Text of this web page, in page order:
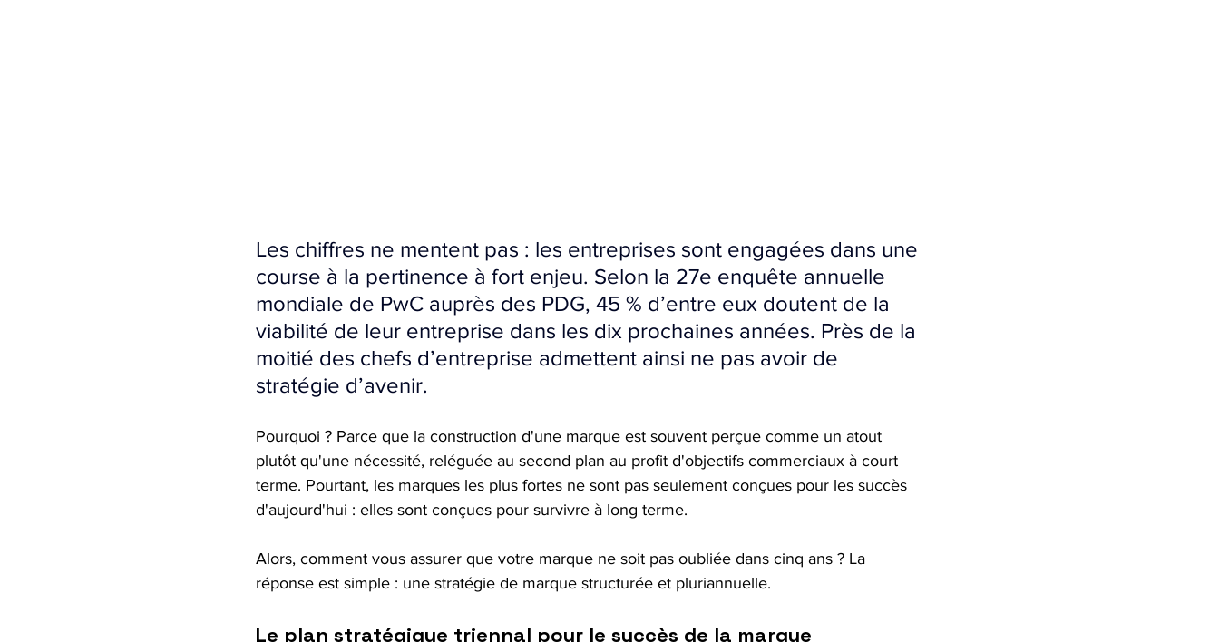
Les chiffres ne mentent pas : les entreprises sont engagées dans une
course à la pertinence à fort enjeu. Selon la 27e enquête annuelle
mondiale de PwC auprès des PDG, 45 % d’entre eux doutent de la
viabilité de leur entreprise dans les dix prochaines années. Près de la
moitié des chefs d’entreprise admettent ainsi ne pas avoir de
stratégie d’avenir.
Pourquoi ? Parce que la construction d'une marque est souvent perçue comme un atout
plutôt qu'une nécessité, reléguée au second plan au profit d'objectifs commerciaux à court
terme. Pourtant, les marques les plus fortes ne sont pas seulement conçues pour les succès
d'aujourd'hui : elles sont conçues pour survivre à long terme.
Alors, comment vous assurer que votre marque ne soit pas oubliée dans cinq ans ? La
réponse est simple : une stratégie de marque structurée et pluriannuelle.
Le plan stratégique triennal pour le succès de la marque